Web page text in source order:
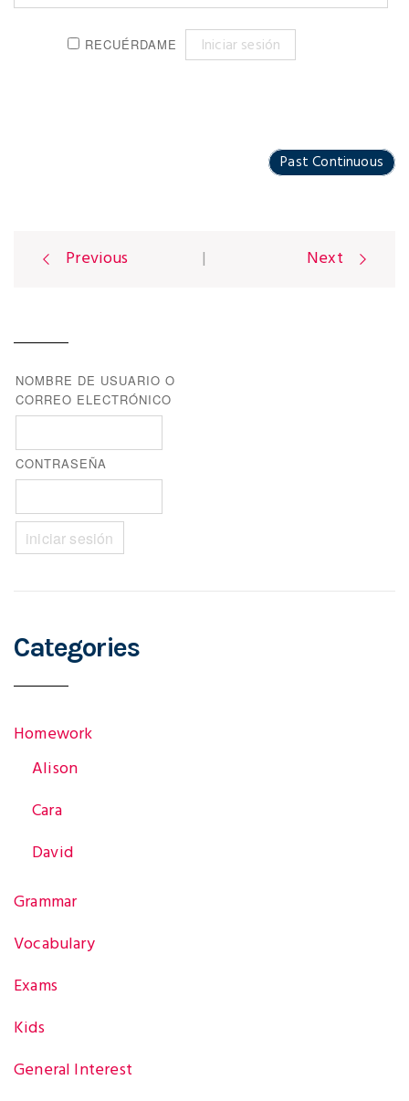
RECUÉRDAME
Past Continuous
o
s
t
n
a
v
g
a
t
i
Previous | Next
NOMBRE DE USUARIO O
CORREO ELECTRÓNICO
CONTRASEÑA
Categories
Homework
Alison
Cara
David
Grammar
Vocabulary
Exams
Kids
General Interest